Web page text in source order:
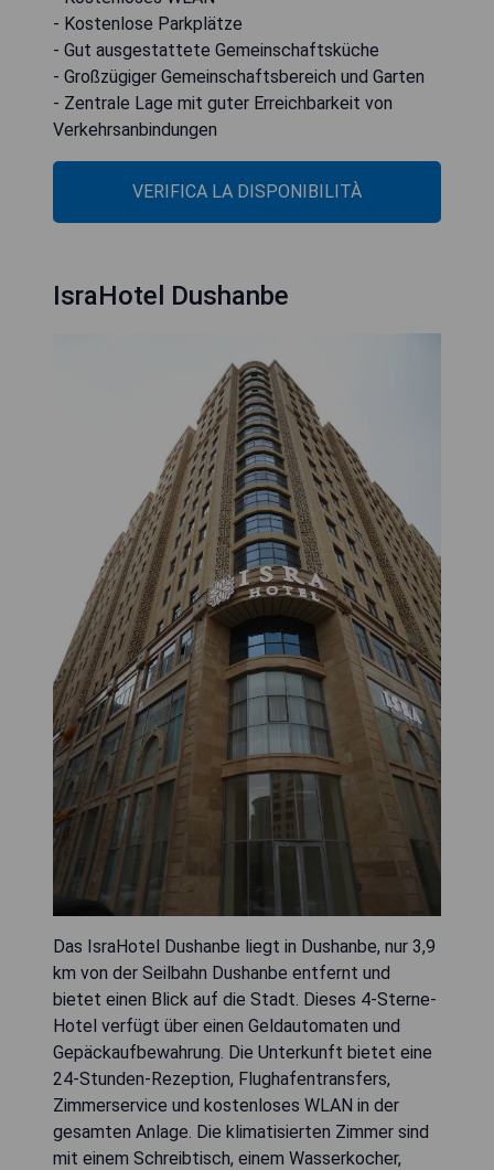
- Kostenlose Parkplätze
- Gut ausgestattete Gemeinschaftsküche
- Großzügiger Gemeinschaftsbereich und Garten
- Zentrale Lage mit guter Erreichbarkeit von
Verkehrsanbindungen
VERIFICA LA DISPONIBILITÀ
IsraHotel Dushanbe
Das IsraHotel Dushanbe liegt in Dushanbe, nur 3,9
km von der Seilbahn Dushanbe entfernt und
bietet einen Blick auf die Stadt. Dieses 4-Sterne-
Hotel verfügt über einen Geldautomaten und
Gepäckaufbewahrung. Die Unterkunft bietet eine
24-Stunden-Rezeption, Flughafentransfers,
Zimmerservice und kostenloses WLAN in der
gesamten Anlage. Die klimatisierten Zimmer sind
mit einem Schreibtisch, einem Wasserkocher,